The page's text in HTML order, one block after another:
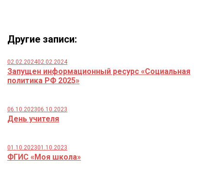
Другие записи:
02.02.202402.02.2024
Запущен информационный ресурс «Социальная
политика РФ 2025»
06.10.202306.10.2023
День учителя
01.10.202301.10.2023
ФГИС «Моя школа»